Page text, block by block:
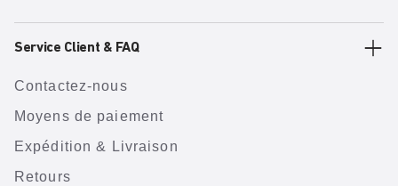
Service Client & FAQ
Contactez-nous
Moyens de paiement
Expédition & Livraison
Retours